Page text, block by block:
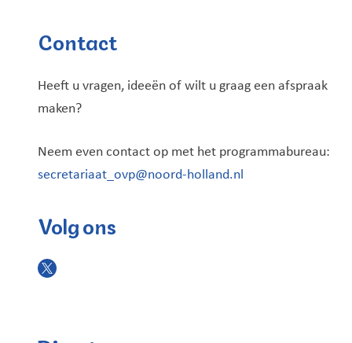
Contact
Heeft u vragen, ideeën of wilt u graag een afspraak
maken?
Neem even contact op met het programmabureau:
secretariaat_ovp@noord-holland.nl
Volg ons